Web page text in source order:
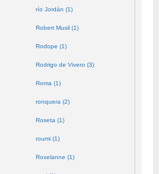
río Jordán (1)
Robert Musil (1)
Rodope (1)
Rodrigo de Vivero (3)
Roma (1)
ronquera (2)
Roseta (1)
roumi (1)
Roxelanne (1)